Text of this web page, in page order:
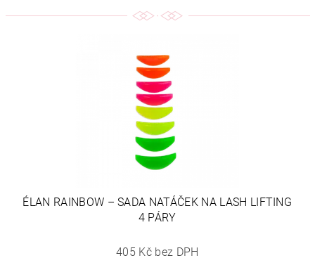
ÉLAN RAINBOW – SADA NATÁČEK NA LASH LIFTING
4 PÁRY
405 Kč bez DPH